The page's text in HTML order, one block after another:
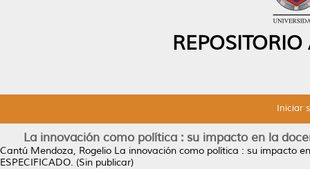
Iniciar
La innovación como política : su impacto en la
Cantú Mendoza, Rogelio La innovación como política : su impacto
ESPECIFICADO. (Sin publicar)